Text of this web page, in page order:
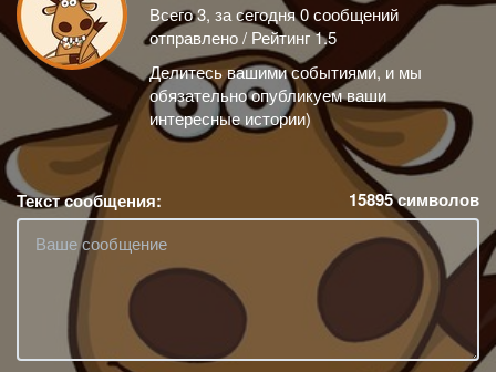
Всего 3, за сегодня 0 сообщений
отправлено / Рейтинг 1.5
Делитесь вашими событиями, и мы
обязательно опубликуем ваши
интересные истории)
Текст сообщения: 15895символов